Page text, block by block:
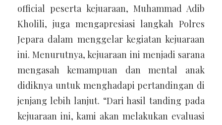
official peserta kejuaraan, Muhammad Adib
Kholili, juga mengapresiasi langkah Polres
Jepara dalam menggelar kegiatan kejuaraan
ini. Menurutnya, kejuaraan ini menjadi sarana
mengasah kemampuan dan mental anak
didiknya untuk menghadapi pertandingan di
jenjang lebih lanjut. “Dari hasil tanding pada
kejuaraan ini, kami akan melakukan evaluasi